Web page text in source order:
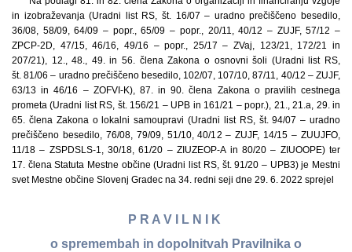
in izobraževanja (Uradni list RS, št. 16/07 – uradno prečiščeno besedilo,
36/08, 58/09, 64/09 – popr., 65/09 – popr., 20/11, 40/12 – ZUJF, 57/12 –
ZPCP-2D, 47/15, 46/16, 49/16 – popr., 25/17 – ZVaj, 123/21, 172/21 in
207/21), 12., 48., 49. in 56. člena Zakona o osnovni šoli (Uradni list RS,
št. 81/06 – uradno prečiščeno besedilo, 102/07, 107/10, 87/11, 40/12 – ZUJF,
63/13 in 46/16 – ZOFVI-K), 87. in 90. člena Zakona o pravilih cestnega
prometa (Uradni list RS, št. 156/21 – UPB in 161/21 – popr.), 21., 21.a, 29. in
65. člena Zakona o lokalni samoupravi (Uradni list RS, št. 94/07 – uradno
prečiščeno besedilo, 76/08, 79/09, 51/10, 40/12 – ZUJF, 14/15 – ZUUJFO,
11/18 – ZSPDSLS-1, 30/18, 61/20 – ZIUZEOP-A in 80/20 – ZIUOOPE) ter
17. člena Statuta Mestne občine (Uradni list RS, št. 91/20 – UPB3) je Mestni
svet Mestne občine Slovenj Gradec na 34. redni seji dne 29. 6. 2022 sprejel
P R A V I L N I K
o spremembah in dopolnitvah Pravilnika o